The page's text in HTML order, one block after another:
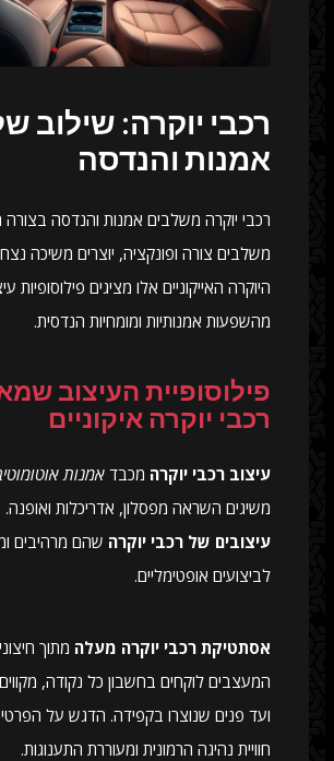
רכבי יוקרה: שילוב
אמנות והנדסה
רכבי יוקרה משלבים אמנות והנדסה
משלבים צורה ופונקציה, יוצרים משיכה
היוקרה האייקוניים אלו מציגים פילוסופיות
מהשפעות אמנותיות ומומחיות הנדסית.
פילוסופיית העיצוב
רכבי יוקרה איקוניים
עיצוב רכבי יוקרה מכבד אמנות
משיגים השראה מפסלון, אדריכלות ואופנה.
עיצובים של רכבי יוקרה שהם מרהיבים
לביצועים אופטימליים.
אסתטיקת רכבי יוקרה מעלה מתוך
המעצבים לוקחים בחשבון כל נקודה, מקווים
ועד פנים שנוצרו בקפידה. הדגש על
חוויית נהיגה הרמונית ומעוררת התענוגות.